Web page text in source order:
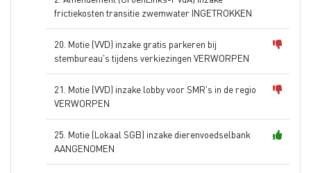
frictiekosten transitie zwemwater INGETROKKEN
20. Motie (VVD) inzake gratis parkeren bij
stembureau's tijdens verkiezingen VERWORPEN
21. Motie (VVD) inzake lobby voor SMR's in de regio
VERWORPEN
25. Motie (Lokaal SGB) inzake dierenvoedselbank
AANGENOMEN